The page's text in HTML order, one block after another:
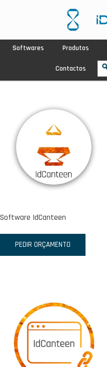
Softwares Produtos
Contactos
Software IdCanteen
PEDIR ORÇAMENTO